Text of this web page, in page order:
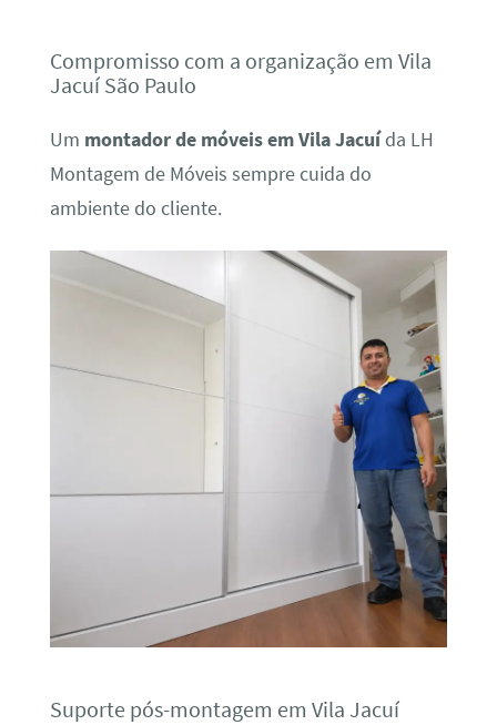
Compromisso com a organização em Vila
Jacuí São Paulo
Um montador de móveis em Vila Jacuída LH
Montagem de Móveis sempre cuida do
ambiente do cliente.
Suporte pós-montagem em Vila Jacuí